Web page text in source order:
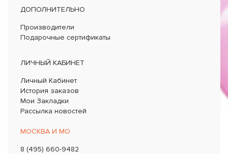
ДОПОЛНИТЕЛЬНО
Производители
Подарочные сертификаты
ЛИЧНЫЙ КАБИНЕТ
Личный Кабинет
История заказов
Мои Закладки
Рассылка новостей
МОСКВА И МО
8 (495) 660-9482